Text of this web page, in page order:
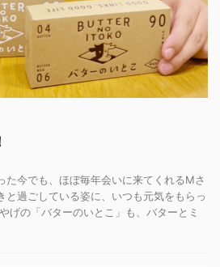
た今でも、ほぼ毎年会いに来てくれるMさ
と過ごしている姿に、いつも元気をもらっ
げの「バターのいとこ」も、バターとミ